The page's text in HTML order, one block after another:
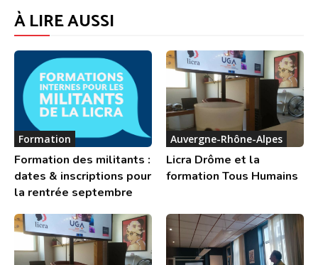
À LIRE AUSSI
Formation
Formation des militants :
dates & inscriptions pour
la rentrée septembre
Auvergne-Rhône-Alpes
Licra Drôme et la
formation Tous Humains